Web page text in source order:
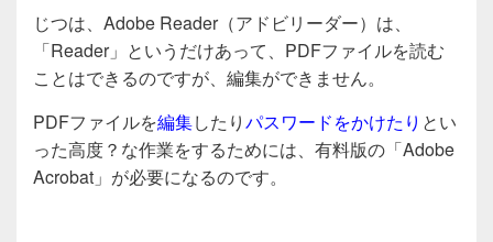
じつは、Adobe Reader（アドビリーダー）は、
「Reader」というだけあって、PDFファイルを読む
ことはできるのですが、編集ができません。
PDFファイルを編集したりパスワードをかけたり とい
った高度？な作業をするためには、有料版の「Adobe
Acrobat」が必要になるのです。